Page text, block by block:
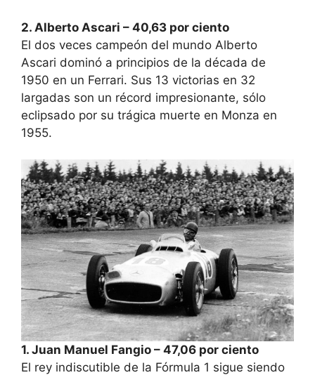
2. Alberto Ascari – 40,63 por ciento
El dos veces campeón del mundo Alberto
Ascari dominó a principios de la década de
1950 en un Ferrari. Sus 13 victorias en 32
largadas son un récord impresionante, sólo
eclipsado por su trágica muerte en Monza en
1955.
1. Juan Manuel Fangio – 47,06 por ciento
El rey indiscutible de la Fórmula 1 sigue siendo